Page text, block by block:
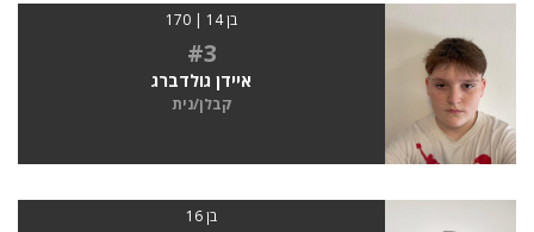
בן 14 | 170
#3
איידן גולדברג
קבלן/נית
בן 16